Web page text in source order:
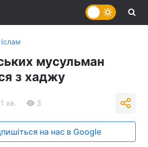
Іслам
мусульман
з хаджу
1 хв. 3
на нас в Google